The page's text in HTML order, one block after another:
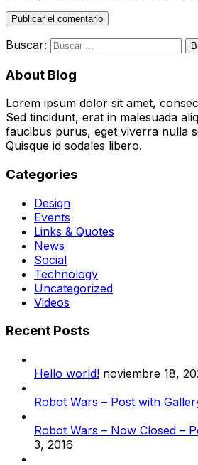
Buscar:
About Blog
Lorem ipsum dolor sit amet,
Sed tincidunt, erat in malesuada
faucibus purus, eget viverra nulla
Quisque id sodales libero.
Categories
Design
Events
Links & Quotes
News
Social
Technology
Uncategorized
Videos
Recent Posts
Hello world! noviembre 18,
Robot Wars – Post with
Robot Wars – Now Closed –
3, 2016